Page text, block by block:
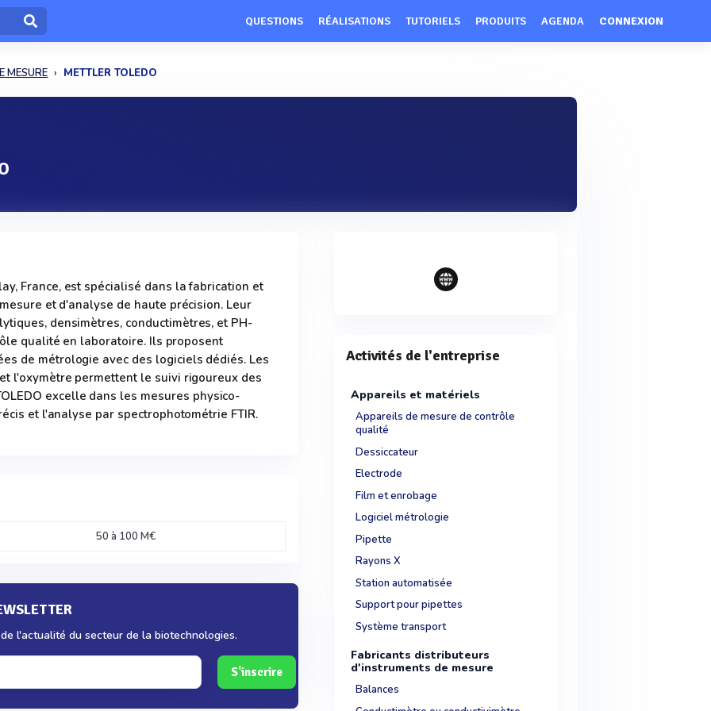
QUESTIONS RÉALISATIONS TUTORIELS PRODUITS AGENDA CONNEXION
MESURE METTLER TOLEDO
France, est spécialisé dans la fabrication et
et d'analyse de haute précision. Leur
densimètres, conductimètres, et PH-
qualité en laboratoire. Ils proposent
de métrologie avec des logiciels dédiés. Les
l'oxymètre permettent le suivi rigoureux des
excelle dans les mesures physico-
et l'analyse par spectrophotométrie FTIR.
50 à 100 M€
l'actualité du secteur de la biotechnologies.
S'inscrire
Activités de l'entreprise
Appareils et matériels
Appareils de mesure de contrôle
qualité
Dessiccateur
Electrode
Film et enrobage
Logiciel métrologie
Pipette
Rayons X
Station automatisée
Support pour pipettes
Système transport
Fabricants distributeurs
d'instruments de mesure
Balances